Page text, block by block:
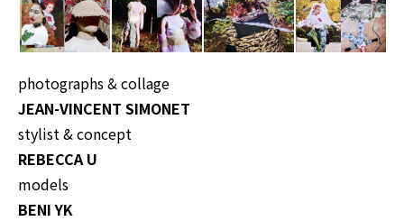
photographs & collage
JEAN-VINCENT SIMONET
stylist & concept
REBECCA U
models
BENI YK